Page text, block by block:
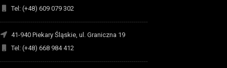
Tel: (+48) 609 079 302
-------------------------------------------------------------------------
41-940 Piekary Śląskie, ul. Graniczna 19
Tel: (+48) 668 984 412
-------------------------------------------------------------------------